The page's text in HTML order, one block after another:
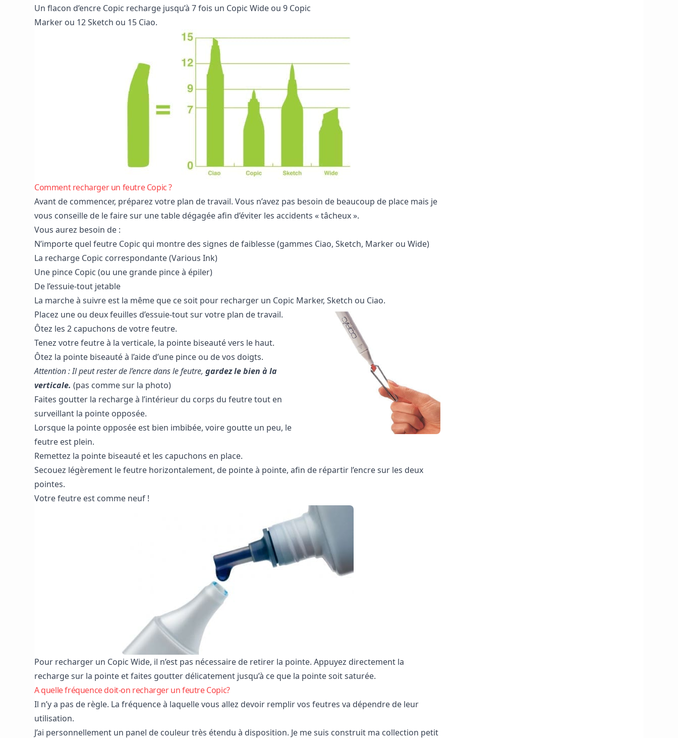
Un flacon d’encre Copic recharge jusqu’à 7 fois un Copic Wide ou 9 Copic
Marker ou 12 Sketch ou 15 Ciao.
Comment recharger un feutre Copic ?
Avant de commencer, préparez votre plan de travail. Vous n’avez pas besoin de beaucoup de place mais je
vous conseille de le faire sur une table dégagée afin d’éviter les accidents « tâcheux ».
Vous aurez besoin de :
N’importe quel feutre Copic qui montre des signes de faiblesse (gammes Ciao, Sketch, Marker ou Wide)
La recharge Copic correspondante(Various Ink)
Une pince Copic (ou une grande pince à épiler)
De l’essuie-tout jetable
La marche à suivre est la même que ce soit pour recharger un Copic Marker, Sketch ou Ciao.
Placez une ou deux feuilles d’essuie-tout sur votre plan de travail.
Ôtez les 2 capuchons de votre feutre.
Tenez votre feutre à la verticale, la pointe biseauté vers le haut.
Ôtez la pointe biseauté à l’aide d’une pince ou de vos doigts.
Attention : Il peut rester de l’encre dans le feutre, gardez le bien à la
verticale. (pas comme sur la photo)
Faites goutter la recharge à l’intérieur du corps du feutre tout en
surveillant la pointe opposée.
Lorsque la pointe opposée est bien imbibée, voire goutte un peu, le
feutre est plein.
Remettez la pointe biseauté et les capuchons en place.
Secouez légèrement le feutre horizontalement, de pointe à pointe, afin de répartir l’encre sur les deux
pointes.
Votre feutre est comme neuf !
Pour recharger un Copic Wide, il n’est pas nécessaire de retirer la pointe. Appuyez directement la
recharge sur la pointe et faites goutter délicatement jusqu’à ce que la pointe soit saturée.
A quelle fréquence doit-on recharger un feutre Copic?
Il n’y a pas de règle. La fréquence à laquelle vous allez devoir remplir vos feutres va dépendre de leur
utilisation.
J’ai personnellement un panel de couleur très étendu à disposition. Je me suis construit ma collection petit